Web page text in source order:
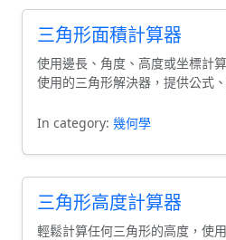
三角形面積計算器
使用邊長、角度、高度或坐標計
使用的三角形解決器，提供公式
In category: 幾何學
三角形高度計算器
輕鬆計算任何三角形的高度，使